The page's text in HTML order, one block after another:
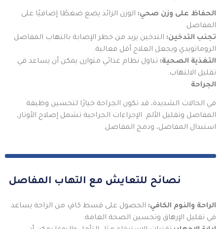
الحفاظ على وزن صحي: الوزن الزائد يضع ضغطًا إضافيًا على
المفاصل.
تجنب التدخين: التدخين يزيد من خطر الإصابة بالتهاب المفاصل
الروماتويدي ويجعل العلاج أقل فعالية.
التغذية الصحية: تناول نظام غذائي متوازن يمكن أن يساعد في
تقليل الالتهاب.
الجراحة
في الحالات الشديدة، قد تكون الجراحة خيارًا لتحسين وظيفة
المفاصل وتقليل الألم. الإجراءات الجراحية تشمل إصلاح الأوتار،
استبدال المفاصل، ودمج المفاصل.
نصائح للتعايش مع التهاب المفاصل
الراحة والنوم الكافي: الحصول على قسط كافٍ من الراحة يساعد
في تقليل الإرهاق وتحسين الصحة العامة.